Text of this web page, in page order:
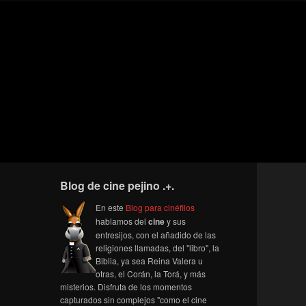
Blog de cine pejino .+.
En este Blog para cinéfilos
hablamos del ciney sus
entresijos, con el añadido de las
religiones llamadas, del "libro", la
Biblia, ya sea Reina Valera u
otras, el Corán, la Torá, y más
misterios. Disfruta de los momentos
capturados sin complejos "como el cine